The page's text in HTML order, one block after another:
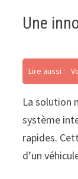
Une
Lire aussi :
La solution
système
rapides.
d’un